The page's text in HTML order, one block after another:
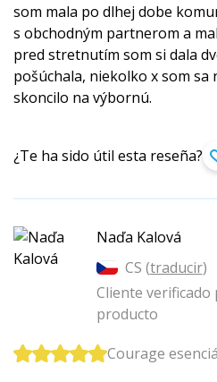
som mala po dlhej dobe
s obchodným partnerom a
pred stretnutím som si dala
pošúchala, niekolko x som sa
skoncilo na výbornú.
¿Te ha sido útil esta reseña?
Naďa Kalová
CS (traducir)
Cliente verificado
producto
Courage